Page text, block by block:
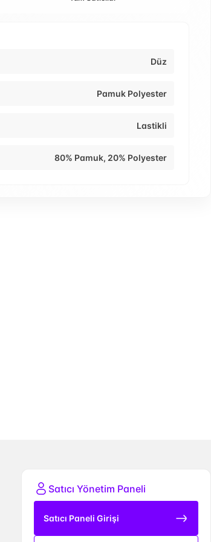
Düz
Pamuk Polyester
Lastikli
80% Pamuk, 20% Polyester
Satıcı Yönetim Paneli
Satıcı Paneli Girişi